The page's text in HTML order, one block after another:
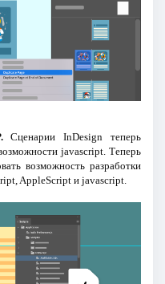
Сценарии InDesign теперь
jаvascript. Теперь
возможность разработки
AppleScript и jаvascript.